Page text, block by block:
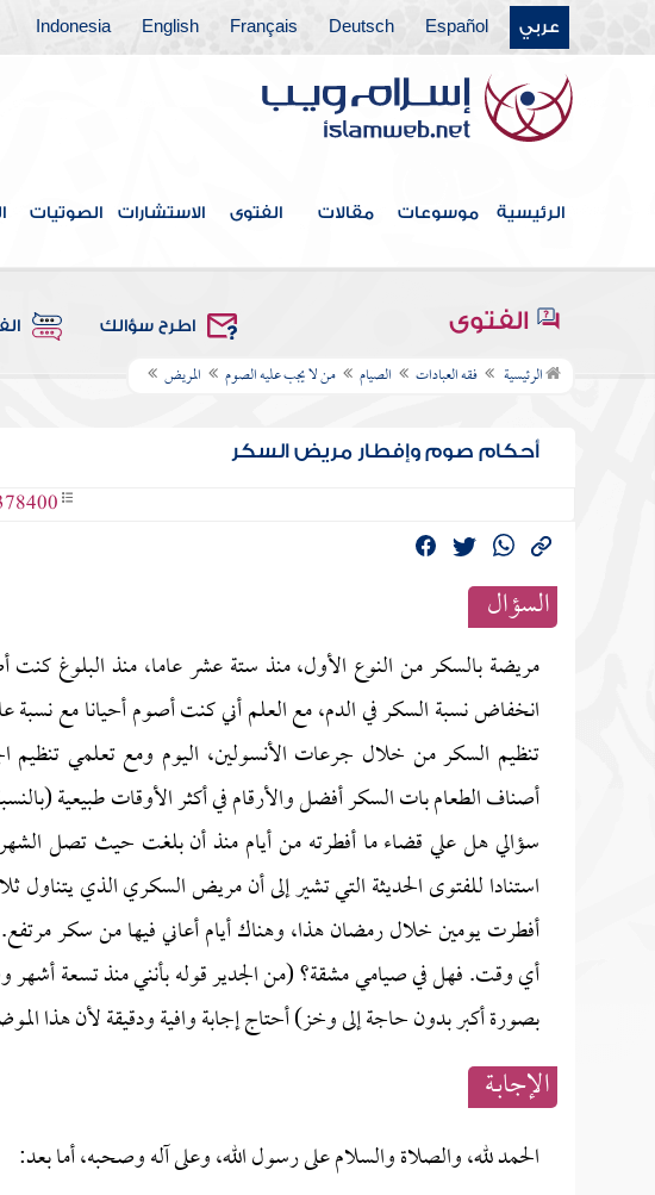
عربي Español
Deutsch
Français
English
Indonesia
الرئيسية موسوعات مقالات الفتوى الاستشارات الصوتيات
الفتوى اطرح سؤالك
الرئيسية فقه العبادات الصيام من لا يجب عليه الصوم المريض
أحكام صوم وإفطار مريض السكر
السؤال
مريضة بالسكر من النوع الأول، منذ ستة عشر عاما، منذ البلوغ
انخفاض نسبة السكر في الدم، مع العلم أني كنت أصوم أحيانا مع نسبة
تنظيم السكر من خلال جرعات الأنسولين، اليوم ومع تعلمي تنظيم
أصناف الطعام بات السكر أفضل والأرقام في أكثر الأوقات طبيعية
سؤالي هل علي قضاء ما أفطرته من أيام منذ أن بلغت حيث تصل
استنادا للفتوى الحديثة التي تشير إلى أن مريض السكري الذي
أفطرت يومين خلال رمضان هذا، وهناك أيام أعاني فيها من سكر
أي وقت. فهل في صيامي مشقة؟ (من الجدير قوله بأنني منذ تسعة
بصورة أكبر بدون حاجة إلى وخز) أحتاج إجابة وافية ودقيقة لأن هذا
الإجابــة
الحمد لله، والصلاة والسلام على رسول الله، وعلى آله وصحبه، أما بعد: